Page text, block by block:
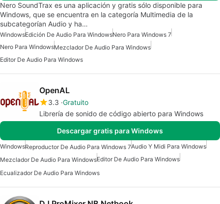
Nero SoundTrax es una aplicación y gratis sólo disponible para
Windows, que se encuentra en la categoría Multimedia de la
subcategorían Audio y ha…
WindowsEdición De Audio Para WindowsNero Para Windows 7
Nero Para WindowsMezclador De Audio Para Windows
Editor De Audio Para Windows
OpenAL
3.3 Gratuito
Librería de sonido de código abierto para Windows
Descargar gratis para Windows
WindowsReproductor De Audio Para Windows 7Audio Y Midi Para Windows
Mezclador De Audio Para WindowsEditor De Audio Para Windows
Ecualizador De Audio Para Windows